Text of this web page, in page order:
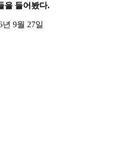
을 들어봤다.
9월 27일